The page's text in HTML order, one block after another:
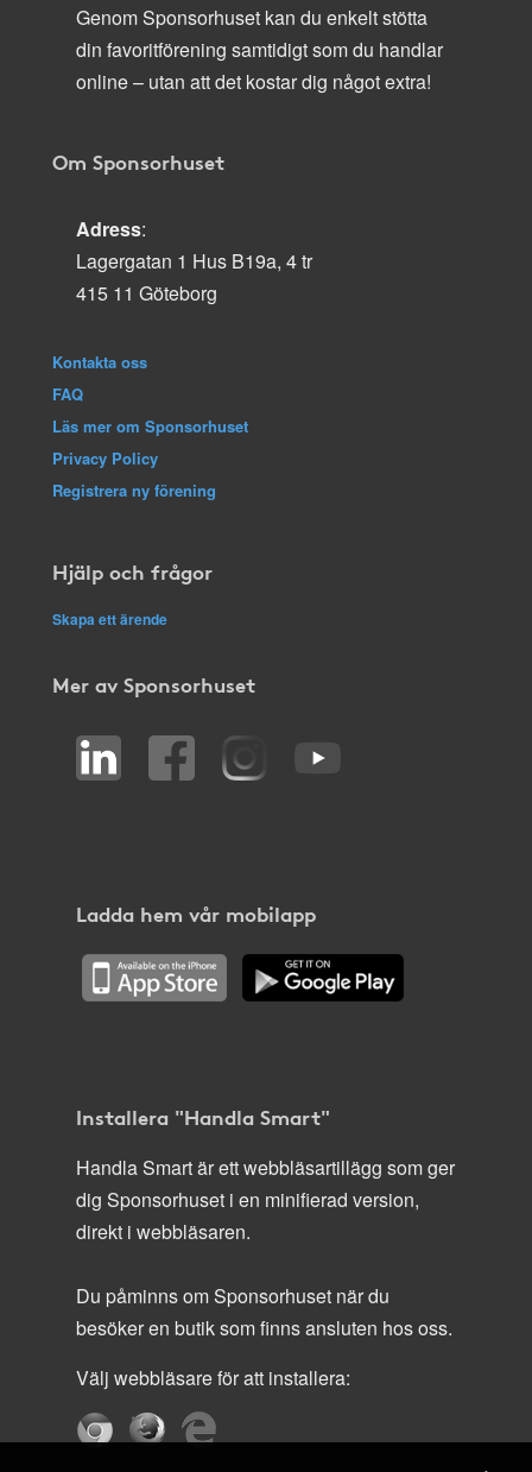
Genom Sponsorhuset kan du enkelt stötta
din favoritförening samtidigt som du handlar
online – utan att det kostar dig något extra!
Om Sponsorhuset
Adress:
Lagergatan 1 Hus B19a, 4 tr
415 11 Göteborg
Kontakta oss
FAQ
Läs mer om Sponsorhuset
Privacy Policy
Registrera ny förening
Hjälp och frågor
Skapa ett ärende
Mer av Sponsorhuset
Ladda hem vår mobilapp
Installera "Handla Smart"
Handla Smart är ett webbläsartillägg som ger
dig Sponsorhuset i en minifierad version,
direkt i webbläsaren.
Du påminns om Sponsorhuset när du
besöker en butik som finns ansluten hos oss.
Välj webbläsare för att installera: